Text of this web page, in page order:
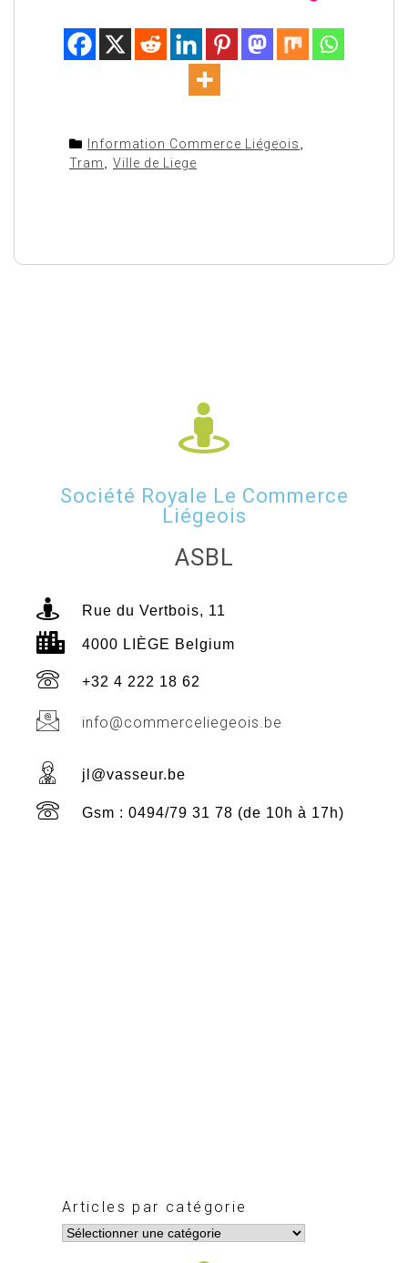
Information Commerce Liégeois
Tram
Ville de Liege
Société Royale Le Commerce
Liégeois
ASBL
Rue du Vertbois, 11
4000 LIÈGE Belgium
+32 4 222 18 62
info@commerceliegeois.be
jl@vasseur.be
Gsm : 0494/79 31 78 (de 10h à 17h)
Articles par catégorie